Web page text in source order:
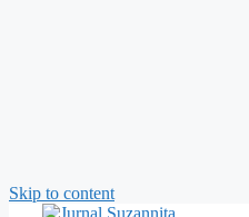
Skip to content